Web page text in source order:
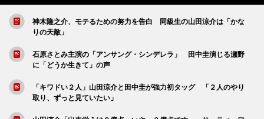
神木隆之介、モテるための努力を告白 同級生の山田涼介は「かな
りの天敵」
石原さとみ主演の「アンサング・シンデレラ」 田中圭演じる瀬野
に「どうか生きて」の声
「キワドい２人」山田涼介と田中圭が強力初タッグ 「２人のやり
取り、ずっと見ていたい」